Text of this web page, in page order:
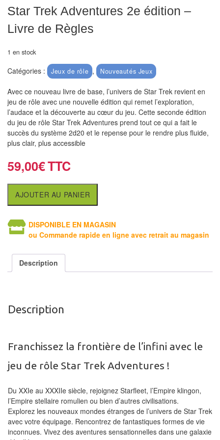
air
Pendules
Echiquier
aveugles
Logiciels
d'échecs
Livres
en
en
français
Tables
Jeux
cartes
à
(TCG)
Les
Classiques
Star Trek Adventures 2e édition –
Livre de Règles
1 en stock
Catégories : Jeux de rôle , Nouveautés Jeux
Avec ce nouveau livre de base, l’univers de Star Trek revient en
jeu de rôle avec une nouvelle édition qui remet l’exploration,
l’audace et la découverte au cœur du jeu. Cette seconde édition
du jeu de rôle Star Trek Adventures prend tout ce qui a fait le
succès du système 2d20 et le repense pour le rendre plus fluide,
plus clair, plus accessible
59,00€
AJOUTER AU PANIER
DISPONIBLE EN MAGASIN
ou Commande rapide en ligne avec retrait au magasin
Description
Description
Franchissez la frontière de l’infini avec le
jeu de rôle Star Trek Adventures !
Du XXIe au XXXIIe siècle, rejoignez Starfleet, l’Empire klingon,
l’Empire stellaire romulien ou bien d’autres civilisations.
Explorez les nouveaux mondes étranges de l’univers de Star Trek
avec votre équipage. Rencontrez de fantastiques formes de vie
inconnues. Vivez des aventures sensationnelles dans une galaxie